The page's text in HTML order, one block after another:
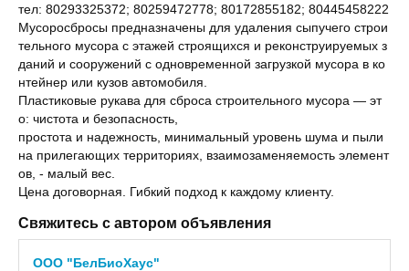
тел: 80293325372; 80259472778; 80172855182; 80445458222
Мусоросбросы предназначены для удаления сыпучего строи
тельного мусора с этажей строящихся и реконструируемых з
даний и сооружений с одновременной загрузкой мусора в ко
нтейнер или кузов автомобиля.
Пластиковые рукава для сброса строительного мусора — эт
о: чистота и безопасность,
простота и надежность, минимальный уровень шума и пыли
на прилегающих территориях, взаимозаменяемость элемент
ов, - малый вес.
Цена договорная. Гибкий подход к каждому клиенту.
Свяжитесь с автором объявления
ООО "БелБиоХаус"